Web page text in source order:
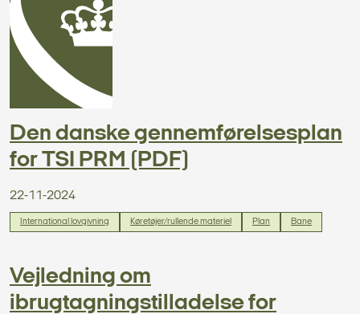
Den danske gennemførelsesplan
for TSI PRM (PDF)
22-11-2024
International lovgivning Køretøjer/rullende materiel Plan Bane
Vejledning om
ibrugtagningstilladelse for